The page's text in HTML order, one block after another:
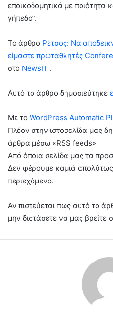
εποικοδομητικά με ποιότητα
γήπεδο”.
To άρθρο Ρέτσος: Να
είμαστε πρωταθλητές
στο NewsIT .
Αυτό το άρθρο δημοσιεύτηκε
Με το WordPress Automatic
Πλέον στην ιστοσελίδα μας
άρθρα μέσω «RSS feeds».
Από όποια σελίδα μας τα
Δεν φέρουμε καμιά απολύτως
περιεχόμενο.
Αν πιστεύεται πως αυτό το
μην διστάσετε να μας βρείτε